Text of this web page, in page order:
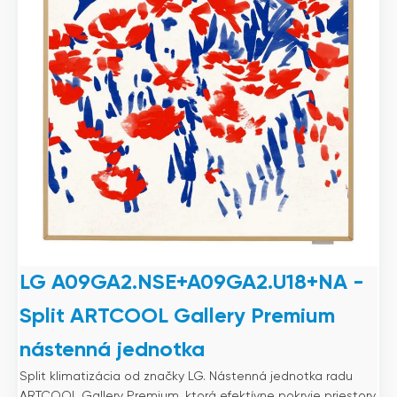
LG A09GA2.NSE+A09GA2.U18+NA -
Split ARTCOOL Gallery Premium
nástenná jednotka
Split klimatizácia od značky LG. Nástenná jednotka radu